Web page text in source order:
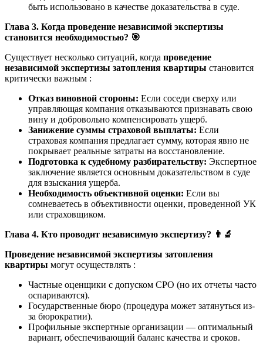
быть использовано в качестве доказательства в суде.
Глава 3. Когда проведение независимой экспертизы
становится необходимостью? 🎯
Существует несколько ситуаций, когда проведение
независимой экспертизы затопления квартиры становится
критически важным :
Отказ виновной стороны: Если соседи сверху или
управляющая компания отказываются признавать свою
вину и добровольно компенсировать ущерб.
Занижение суммы страховой выплаты: Если
страховая компания предлагает сумму, которая явно не
покрывает реальные затраты на восстановление.
Подготовка к судебному разбирательству: Экспертное
заключение является основным доказательством в суде
для взыскания ущерба.
Необходимость объективной оценки: Если вы
сомневаетесь в объективности оценки, проведенной УК
или страховщиком.
Глава 4. Кто проводит независимую экспертизу? 👨
Проведение независимой экспертизы затопления
квартиры могут осуществлять :
Частные оценщики с допуском СРО (но их отчеты часто
оспариваются).
Государственные бюро (процедура может затянуться из-
за бюрократии).
Профильные экспертные организации — оптимальный
вариант, обеспечивающий баланс качества и сроков.